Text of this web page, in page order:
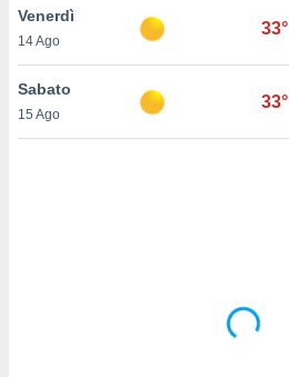
a piè
del
Venerdì
14 Ago
33°
Sabato
15 Ago
33°